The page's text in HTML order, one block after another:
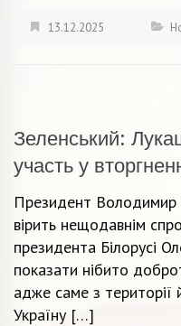
13.12.2025
Зеленський:
участь у
Президент Володимир
вірить нещодавнім
президента Білорусі
показати нібито
адже саме з території
Україну […]